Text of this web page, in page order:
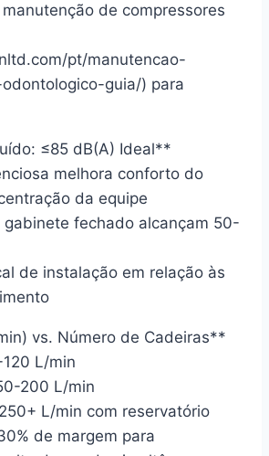
de compressores
pt/manutencao-
guia/) para
≤85 dB(A) Ideal**
melhora conforto do
da equipe
fechado alcançam 50-
de instalação em relação às
vs. Número de Cadeiras**
L/min
200 L/min
L/min com reservatório
de margem para